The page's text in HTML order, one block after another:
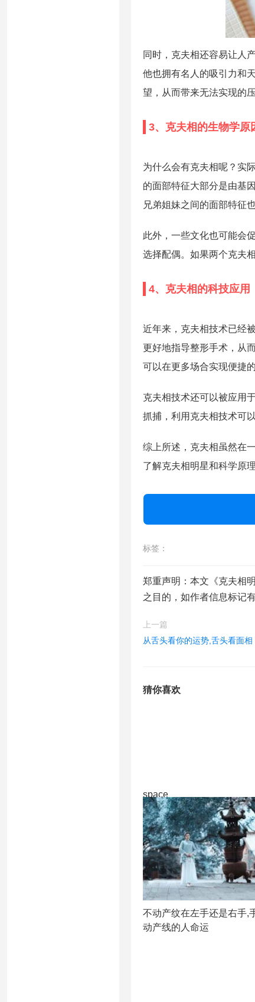
同时，克夫相还容易让人
他也拥有名人的吸引力和
望，从而带来无法实现的压
3、克夫相的生物学原
为什么会有克夫相呢？实
的面部特征大部分是由基
兄弟姐妹之间的面部特征
此外，一些文化也可能会
选择配偶。如果两个克夫
4、克夫相的科技应用
近年来，克夫相技术已经
更好地指导整形手术，从
可以在更多场合实现便捷
克夫相技术还可以被应用
抓捕，利用克夫相技术可
综上所述，克夫相虽然在
了解克夫相明星和科学原
标签：
郑重声明：本文《克夫相
之目的，如作者信息标记
上一篇
从舌头看你的运势,舌头看面相
猜你喜欢
space
不动产纹在左手还是右手,
动产线的人命运